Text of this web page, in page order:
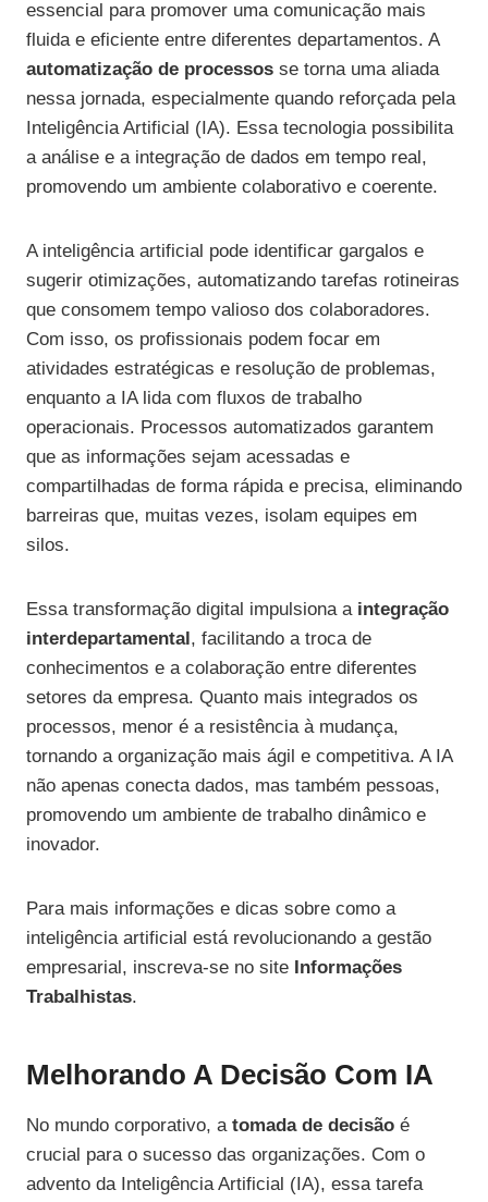
essencial para promover uma comunicação mais
fluida e eficiente entre diferentes departamentos. A
automatização de processos se torna uma aliada
nessa jornada, especialmente quando reforçada pela
Inteligência Artificial (IA). Essa tecnologia possibilita
a análise e a integração de dados em tempo real,
promovendo um ambiente colaborativo e coerente.
A inteligência artificial pode identificar gargalos e
sugerir otimizações, automatizando tarefas rotineiras
que consomem tempo valioso dos colaboradores.
Com isso, os profissionais podem focar em
atividades estratégicas e resolução de problemas,
enquanto a IA lida com fluxos de trabalho
operacionais. Processos automatizados garantem
que as informações sejam acessadas e
compartilhadas de forma rápida e precisa, eliminando
barreiras que, muitas vezes, isolam equipes em
silos.
Essa transformação digital impulsiona a integração
interdepartamental , facilitando a troca de
conhecimentos e a colaboração entre diferentes
setores da empresa. Quanto mais integrados os
processos, menor é a resistência à mudança,
tornando a organização mais ágil e competitiva. A IA
não apenas conecta dados, mas também pessoas,
promovendo um ambiente de trabalho dinâmico e
inovador.
Para mais informações e dicas sobre como a
inteligência artificial está revolucionando a gestão
empresarial, inscreva-se no site Informações
Trabalhistas.
Melhorando A Decisão Com IA
No mundo corporativo, a tomada de decisão é
crucial para o sucesso das organizações. Com o
advento da Inteligência Artificial (IA), essa tarefa